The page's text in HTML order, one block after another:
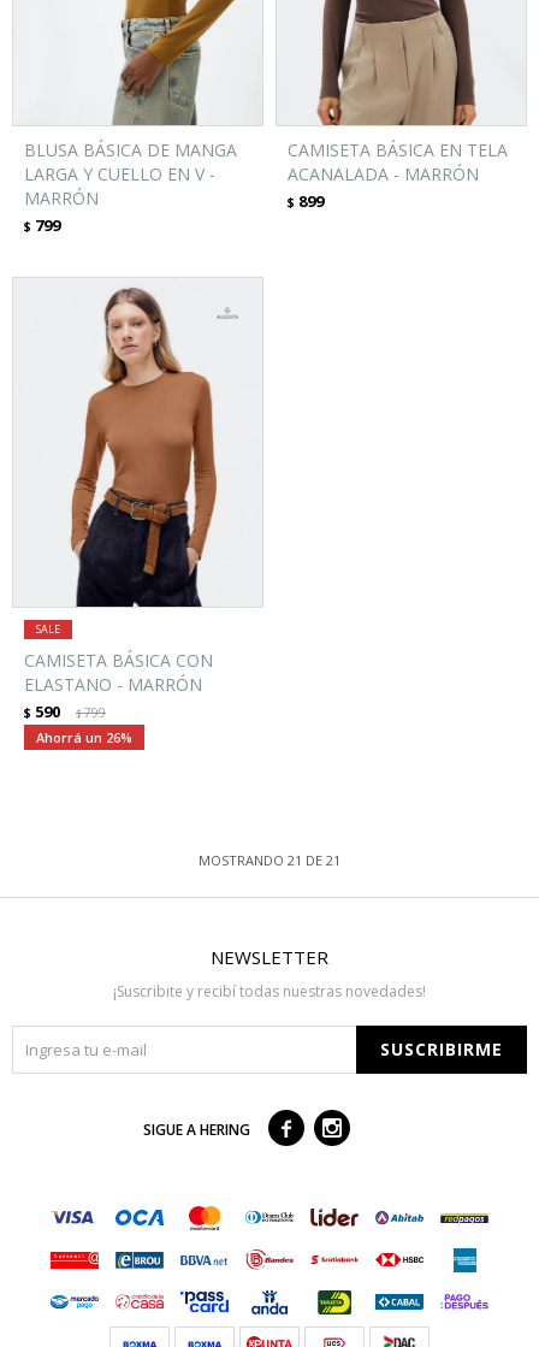
BLUSA BÁSICA DE MANGA
LARGA Y CUELLO EN V -
MARRÓN
$ 799
CAMISETA BÁSICA EN TELA
ACANALADA - MARRÓN
$ 899
CAMISETA BÁSICA CON
ELASTANO - MARRÓN
$ 590 $799
26
MOSTRANDO 21 DE 21
NEWSLETTER
¡Suscribite y recibí todas nuestras novedades!
SUSCRIBIRME
SIGUE A HERING  